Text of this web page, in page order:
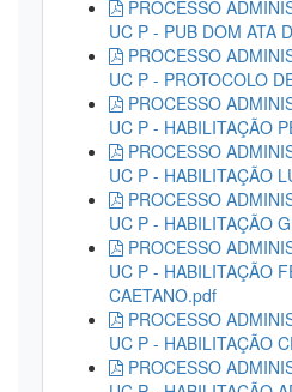
PROCESSO
UC P - PUB DOM ATA
PROCESSO
UC P - PROTOCOLO
PROCESSO
UC P - HABILITAÇÃO
PROCESSO
UC P - HABILITAÇÃO
PROCESSO
UC P - HABILITAÇÃO
PROCESSO
UC P - HABILITAÇÃO
CAETANO.pdf
PROCESSO
UC P - HABILITAÇÃO
PROCESSO